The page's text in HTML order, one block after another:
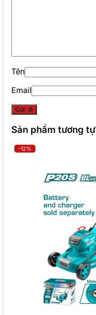
Tên
Email
Sản phẩm tương tự
-12%